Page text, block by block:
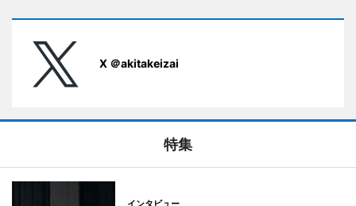
X ＠akitakeizai
特集
インタビュー